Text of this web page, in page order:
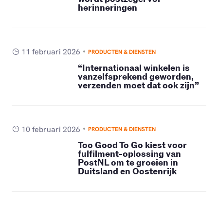
herinneringen
11 februari 2026 PRODUCTEN & DIENSTEN
“Internationaal winkelen is
vanzelfsprekend geworden,
verzenden moet dat ook zijn”
10 februari 2026 PRODUCTEN & DIENSTEN
Too Good To Go kiest voor
fulfilment-oplossing van
PostNL om te groeien in
Duitsland en Oostenrijk